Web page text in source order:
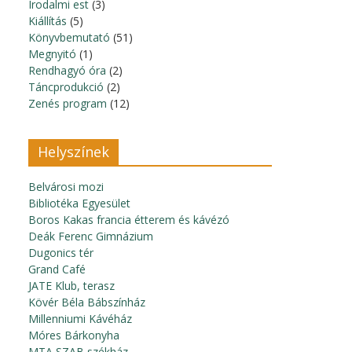
Irodalmi est (3)
Kiállítás (5)
Könyvbemutató (51)
Megnyitó (1)
Rendhagyó óra (2)
Táncprodukció (2)
Zenés program (12)
Helyszínek
Belvárosi mozi
Bibliotéka Egyesület
Boros Kakas francia étterem és kávézó
Deák Ferenc Gimnázium
Dugonics tér
Grand Café
JATE Klub, terasz
Kövér Béla Bábszínház
Millenniumi Kávéház
Móres Bárkonyha